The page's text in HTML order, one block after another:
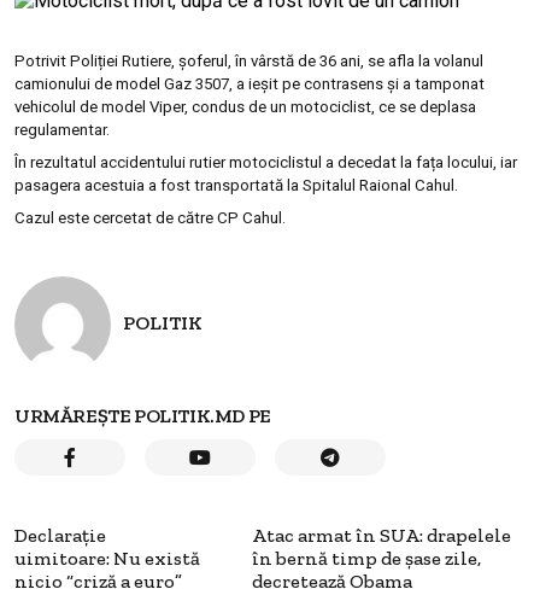
Potrivit Poliției Rutiere, șoferul, în vârstă de 36 ani, se afla la volanul
camionului de model Gaz 3507, a ieşit pe contrasens şi a tamponat
vehicolul de model Viper, condus de un motociclist, ce se deplasa
regulamentar.
În rezultatul accidentului rutier motociclistul a decedat la fața locului, iar
pasagera acestuia a fost transportată la Spitalul Raional Cahul.
Cazul este cercetat de către CP Cahul.
POLITIK
URMĂREȘTE POLITIK.MD PE
Declaraţie
uimitoare: Nu există
nicio “criză a euro”
Atac armat în SUA: drapelele
în bernă timp de şase zile,
decretează Obama